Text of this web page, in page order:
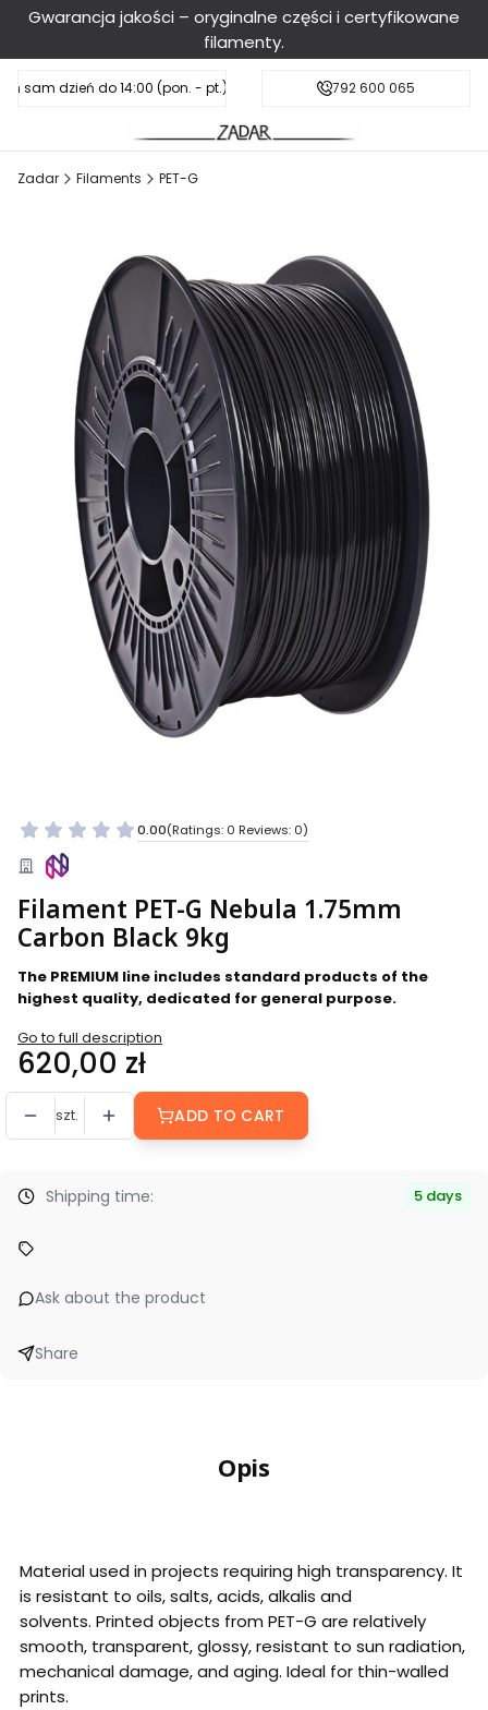
Gwarancja jakości – oryginalne części i certyfikowane
filamenty.
sam dzień do 14:00 (pon. - pt.), sobota do 11:00Darmowa dostawa od 199 zł
792 600 065
Zadar Filaments PET-G
0.00(Ratings: 0 Reviews: 0)
Filament PET-G Nebula 1.75mm
Carbon Black 9kg
The PREMIUM line includes standard products of the
highest quality, dedicated for general purpose.
Go to full description
Price
620,00 zł
szt. ADD TO CART
Shipping time: 5 days
Ask about the product
Share
Opis
Material used in projects requiring high transparency. It
is resistant to oils, salts, acids, alkalis and
solvents. Printed objects from PET-G are relatively
smooth, transparent, glossy, resistant to sun radiation,
mechanical damage, and aging. Ideal for thin-walled
prints.